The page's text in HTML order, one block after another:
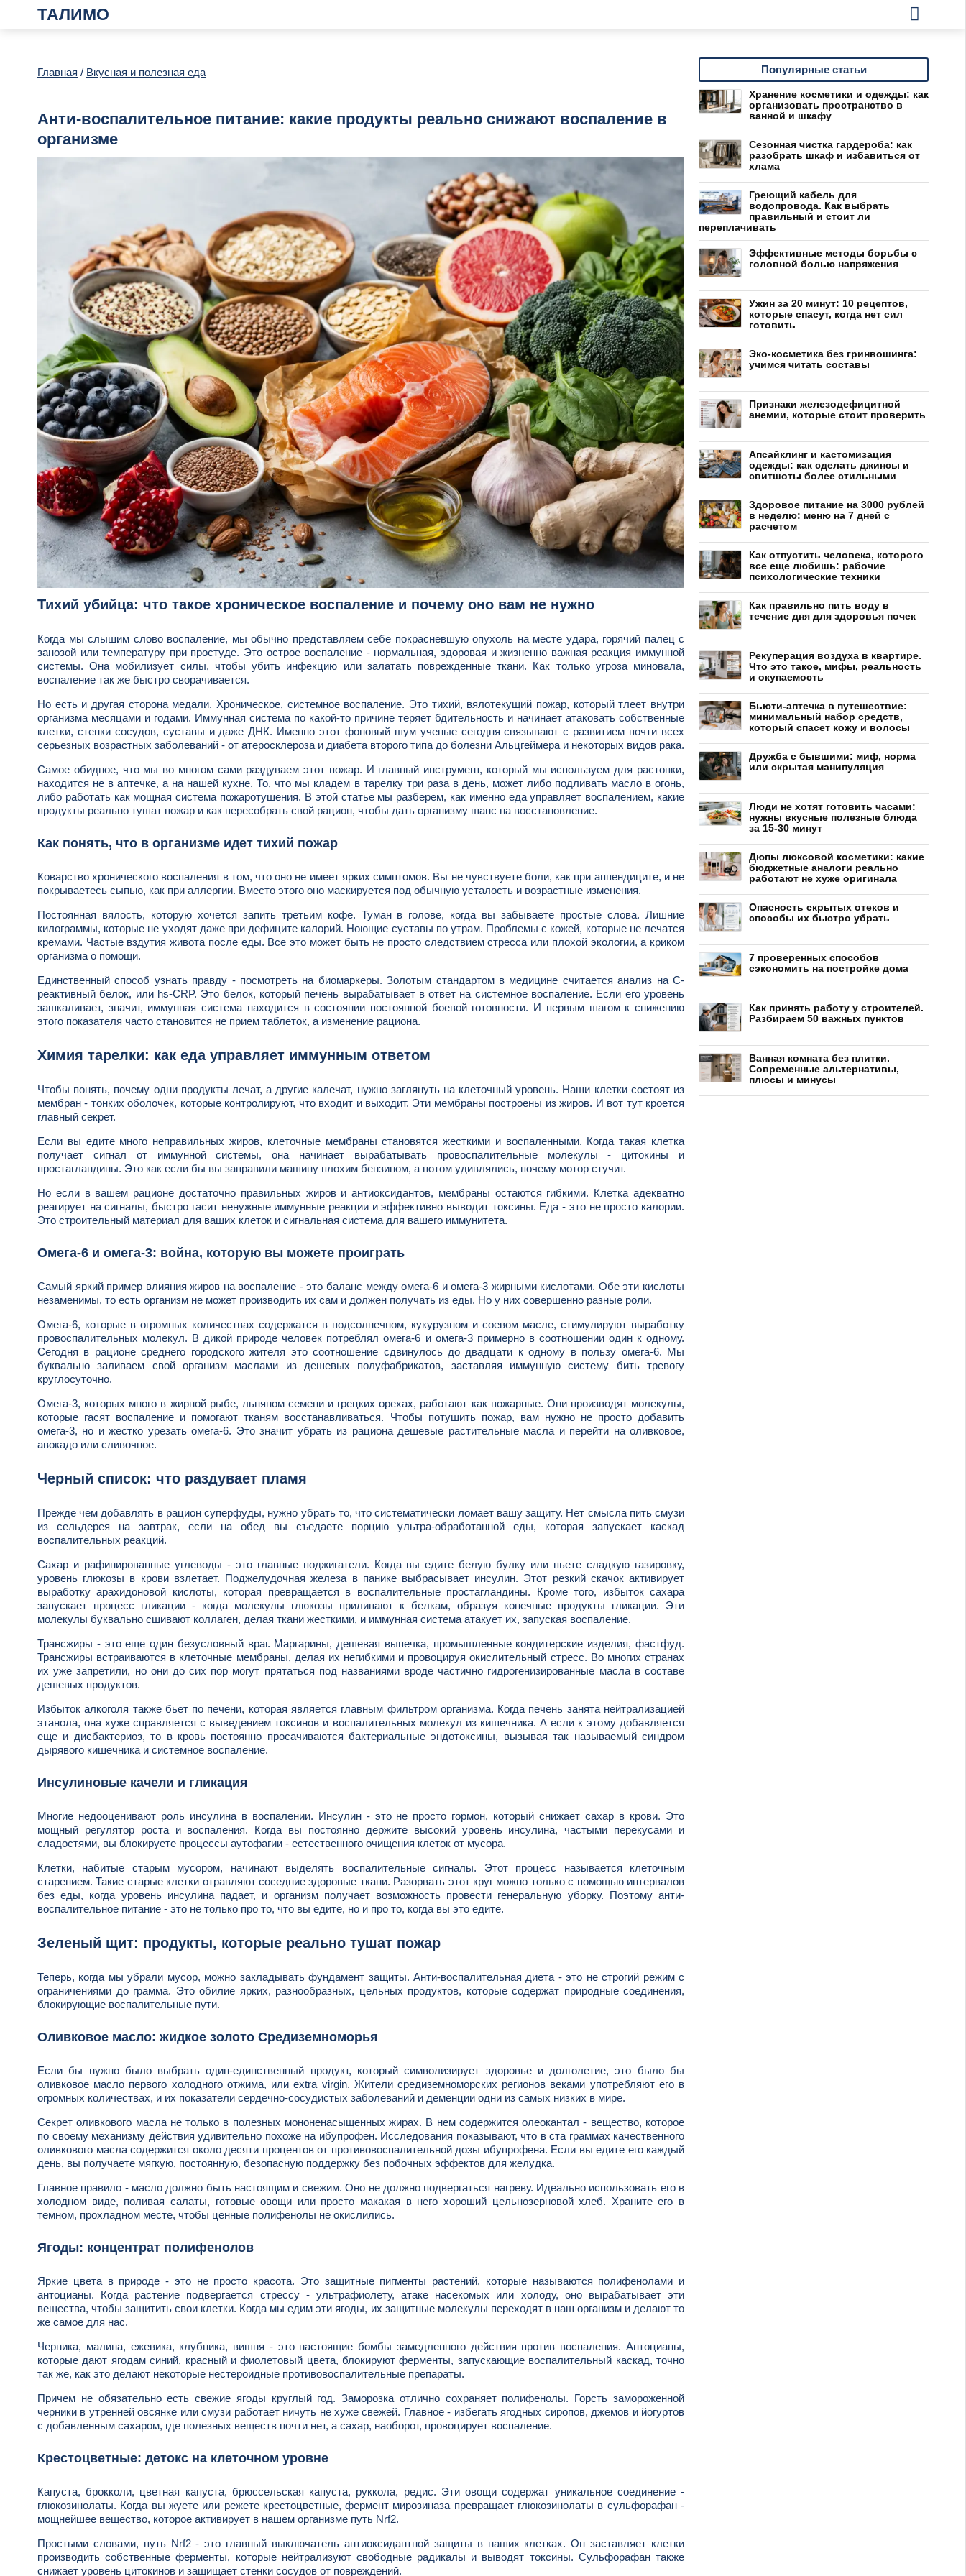
ТАЛИМО
Главная / Вкусная и полезная еда
Анти-воспалительное питание: какие продукты реально снижают воспаление в
организме
Тихий убийца: что такое хроническое воспаление и почему оно вам не нужно
Когда мы слышим слово воспаление, мы обычно представляем себе покрасневшую опухоль на месте удара, горячий палец с
занозой или температуру при простуде. Это острое воспаление - нормальная, здоровая и жизненно важная реакция иммунной
системы. Она мобилизует силы, чтобы убить инфекцию или залатать поврежденные ткани. Как только угроза миновала,
воспаление так же быстро сворачивается.
Но есть и другая сторона медали. Хроническое, системное воспаление. Это тихий, вялотекущий пожар, который тлеет внутри
организма месяцами и годами. Иммунная система по какой-то причине теряет бдительность и начинает атаковать собственные
клетки, стенки сосудов, суставы и даже ДНК. Именно этот фоновый шум ученые сегодня связывают с развитием почти всех
серьезных возрастных заболеваний - от атеросклероза и диабета второго типа до болезни Альцгеймера и некоторых видов рака.
Самое обидное, что мы во многом сами раздуваем этот пожар. И главный инструмент, который мы используем для растопки,
находится не в аптечке, а на нашей кухне. То, что мы кладем в тарелку три раза в день, может либо подливать масло в огонь,
либо работать как мощная система пожаротушения. В этой статье мы разберем, как именно еда управляет воспалением, какие
продукты реально тушат пожар и как пересобрать свой рацион, чтобы дать организму шанс на восстановление.
Как понять, что в организме идет тихий пожар
Коварство хронического воспаления в том, что оно не имеет ярких симптомов. Вы не чувствуете боли, как при аппендиците, и не
покрываетесь сыпью, как при аллергии. Вместо этого оно маскируется под обычную усталость и возрастные изменения.
Постоянная вялость, которую хочется запить третьим кофе. Туман в голове, когда вы забываете простые слова. Лишние
килограммы, которые не уходят даже при дефиците калорий. Ноющие суставы по утрам. Проблемы с кожей, которые не лечатся
кремами. Частые вздутия живота после еды. Все это может быть не просто следствием стресса или плохой экологии, а криком
организма о помощи.
Единственный способ узнать правду - посмотреть на биомаркеры. Золотым стандартом в медицине считается анализ на С-
реактивный белок, или hs-CRP. Это белок, который печень вырабатывает в ответ на системное воспаление. Если его уровень
зашкаливает, значит, иммунная система находится в состоянии постоянной боевой готовности. И первым шагом к снижению
этого показателя часто становится не прием таблеток, а изменение рациона.
Химия тарелки: как еда управляет иммунным ответом
Чтобы понять, почему одни продукты лечат, а другие калечат, нужно заглянуть на клеточный уровень. Наши клетки состоят из
мембран - тонких оболочек, которые контролируют, что входит и выходит. Эти мембраны построены из жиров. И вот тут кроется
главный секрет.
Если вы едите много неправильных жиров, клеточные мембраны становятся жесткими и воспаленными. Когда такая клетка
получает сигнал от иммунной системы, она начинает вырабатывать провоспалительные молекулы - цитокины и
простагландины. Это как если бы вы заправили машину плохим бензином, а потом удивлялись, почему мотор стучит.
Но если в вашем рационе достаточно правильных жиров и антиоксидантов, мембраны остаются гибкими. Клетка адекватно
реагирует на сигналы, быстро гасит ненужные иммунные реакции и эффективно выводит токсины. Еда - это не просто калории.
Это строительный материал для ваших клеток и сигнальная система для вашего иммунитета.
Омега-6 и омега-3: война, которую вы можете проиграть
Самый яркий пример влияния жиров на воспаление - это баланс между омега-6 и омега-3 жирными кислотами. Обе эти кислоты
незаменимы, то есть организм не может производить их сам и должен получать из еды. Но у них совершенно разные роли.
Омега-6, которые в огромных количествах содержатся в подсолнечном, кукурузном и соевом масле, стимулируют выработку
провоспалительных молекул. В дикой природе человек потреблял омега-6 и омега-3 примерно в соотношении один к одному.
Сегодня в рационе среднего городского жителя это соотношение сдвинулось до двадцати к одному в пользу омега-6. Мы
буквально заливаем свой организм маслами из дешевых полуфабрикатов, заставляя иммунную систему бить тревогу
круглосуточно.
Омега-3, которых много в жирной рыбе, льняном семени и грецких орехах, работают как пожарные. Они производят молекулы,
которые гасят воспаление и помогают тканям восстанавливаться. Чтобы потушить пожар, вам нужно не просто добавить
омега-3, но и жестко урезать омега-6. Это значит убрать из рациона дешевые растительные масла и перейти на оливковое,
авокадо или сливочное.
Черный список: что раздувает пламя
Прежде чем добавлять в рацион суперфуды, нужно убрать то, что систематически ломает вашу защиту. Нет смысла пить смузи
из сельдерея на завтрак, если на обед вы съедаете порцию ультра-обработанной еды, которая запускает каскад
воспалительных реакций.
Сахар и рафинированные углеводы - это главные поджигатели. Когда вы едите белую булку или пьете сладкую газировку,
уровень глюкозы в крови взлетает. Поджелудочная железа в панике выбрасывает инсулин. Этот резкий скачок активирует
выработку арахидоновой кислоты, которая превращается в воспалительные простагландины. Кроме того, избыток сахара
запускает процесс гликации - когда молекулы глюкозы прилипают к белкам, образуя конечные продукты гликации. Эти
молекулы буквально сшивают коллаген, делая ткани жесткими, и иммунная система атакует их, запуская воспаление.
Трансжиры - это еще один безусловный враг. Маргарины, дешевая выпечка, промышленные кондитерские изделия, фастфуд.
Трансжиры встраиваются в клеточные мембраны, делая их негибкими и провоцируя окислительный стресс. Во многих странах
их уже запретили, но они до сих пор могут прятаться под названиями вроде частично гидрогенизированные масла в составе
дешевых продуктов.
Избыток алкоголя также бьет по печени, которая является главным фильтром организма. Когда печень занята нейтрализацией
этанола, она хуже справляется с выведением токсинов и воспалительных молекул из кишечника. А если к этому добавляется
еще и дисбактериоз, то в кровь постоянно просачиваются бактериальные эндотоксины, вызывая так называемый синдром
дырявого кишечника и системное воспаление.
Инсулиновые качели и гликация
Многие недооценивают роль инсулина в воспалении. Инсулин - это не просто гормон, который снижает сахар в крови. Это
мощный регулятор роста и воспаления. Когда вы постоянно держите высокий уровень инсулина, частыми перекусами и
сладостями, вы блокируете процессы аутофагии - естественного очищения клеток от мусора.
Клетки, набитые старым мусором, начинают выделять воспалительные сигналы. Этот процесс называется клеточным
старением. Такие старые клетки отравляют соседние здоровые ткани. Разорвать этот круг можно только с помощью интервалов
без еды, когда уровень инсулина падает, и организм получает возможность провести генеральную уборку. Поэтому анти-
воспалительное питание - это не только про то, что вы едите, но и про то, когда вы это едите.
Зеленый щит: продукты, которые реально тушат пожар
Теперь, когда мы убрали мусор, можно закладывать фундамент защиты. Анти-воспалительная диета - это не строгий режим с
ограничениями до грамма. Это обилие ярких, разнообразных, цельных продуктов, которые содержат природные соединения,
блокирующие воспалительные пути.
Оливковое масло: жидкое золото Средиземноморья
Если бы нужно было выбрать один-единственный продукт, который символизирует здоровье и долголетие, это было бы
оливковое масло первого холодного отжима, или extra virgin. Жители средиземноморских регионов веками употребляют его в
огромных количествах, и их показатели сердечно-сосудистых заболеваний и деменции одни из самых низких в мире.
Секрет оливкового масла не только в полезных мононенасыщенных жирах. В нем содержится олеокантал - вещество, которое
по своему механизму действия удивительно похоже на ибупрофен. Исследования показывают, что в ста граммах качественного
оливкового масла содержится около десяти процентов от противовоспалительной дозы ибупрофена. Если вы едите его каждый
день, вы получаете мягкую, постоянную, безопасную поддержку без побочных эффектов для желудка.
Главное правило - масло должно быть настоящим и свежим. Оно не должно подвергаться нагреву. Идеально использовать его в
холодном виде, поливая салаты, готовые овощи или просто макакая в него хороший цельнозерновой хлеб. Храните его в
темном, прохладном месте, чтобы ценные полифенолы не окислились.
Ягоды: концентрат полифенолов
Яркие цвета в природе - это не просто красота. Это защитные пигменты растений, которые называются полифенолами и
антоцианы. Когда растение подвергается стрессу - ультрафиолету, атаке насекомых или холоду, оно вырабатывает эти
вещества, чтобы защитить свои клетки. Когда мы едим эти ягоды, их защитные молекулы переходят в наш организм и делают то
же самое для нас.
Черника, малина, ежевика, клубника, вишня - это настоящие бомбы замедленного действия против воспаления. Антоцианы,
которые дают ягодам синий, красный и фиолетовый цвета, блокируют ферменты, запускающие воспалительный каскад, точно
так же, как это делают некоторые нестероидные противовоспалительные препараты.
Причем не обязательно есть свежие ягоды круглый год. Заморозка отлично сохраняет полифенолы. Горсть замороженной
черники в утренней овсянке или смузи работает ничуть не хуже свежей. Главное - избегать ягодных сиропов, джемов и йогуртов
с добавленным сахаром, где полезных веществ почти нет, а сахар, наоборот, провоцирует воспаление.
Крестоцветные: детокс на клеточном уровне
Капуста, брокколи, цветная капуста, брюссельская капуста, руккола, редис. Эти овощи содержат уникальное соединение -
глюкозинолаты. Когда вы жуете или режете крестоцветные, фермент мирозиназа превращает глюкозинолаты в сульфорафан -
мощнейшее вещество, которое активирует в нашем организме путь Nrf2.
Простыми словами, путь Nrf2 - это главный выключатель антиоксидантной защиты в наших клетках. Он заставляет клетки
производить собственные ферменты, которые нейтрализуют свободные радикалы и выводят токсины. Сульфорафан также
снижает уровень цитокинов и защищает стенки сосудов от повреждений.
Популярные статьи
Хранение косметики и одежды: как
организовать пространство в
ванной и шкафу
Сезонная чистка гардероба: как
разобрать шкаф и избавиться от
хлама
Греющий кабель для
водопровода. Как выбрать
правильный и стоит ли
переплачивать
Эффективные методы борьбы с
головной болью напряжения
Ужин за 20 минут: 10 рецептов,
которые спасут, когда нет сил
готовить
Эко-косметика без гринвошинга:
учимся читать составы
Признаки железодефицитной
анемии, которые стоит проверить
Апсайклинг и кастомизация
одежды: как сделать джинсы и
свитшоты более стильными
Здоровое питание на 3000 рублей
в неделю: меню на 7 дней с
расчетом
Как отпустить человека, которого
все еще любишь: рабочие
психологические техники
Как правильно пить воду в
течение дня для здоровья почек
Рекуперация воздуха в квартире.
Что это такое, мифы, реальность
и окупаемость
Бьюти-аптечка в путешествие:
минимальный набор средств,
который спасет кожу и волосы
Дружба с бывшими: миф, норма
или скрытая манипуляция
Люди не хотят готовить часами:
нужны вкусные полезные блюда
за 15-30 минут
Дюпы люксовой косметики: какие
бюджетные аналоги реально
работают не хуже оригинала
Опасность скрытых отеков и
способы их быстро убрать
7 проверенных способов
сэкономить на постройке дома
Как принять работу у строителей.
Разбираем 50 важных пунктов
Ванная комната без плитки.
Современные альтернативы,
плюсы и минусы